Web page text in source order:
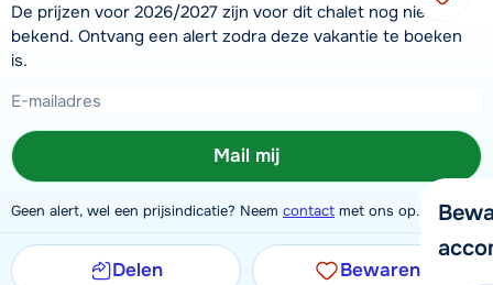
De prijzen voor 2026/2027 zijn voor dit chalet nog niet
bekend. Ontvang een alert zodra deze vakantie te boeken
is.
Mail mij
Geen alert, wel een prijsindicatie? Neem contact met ons op.
Delen Bewaren